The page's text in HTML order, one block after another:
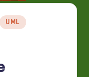
UML